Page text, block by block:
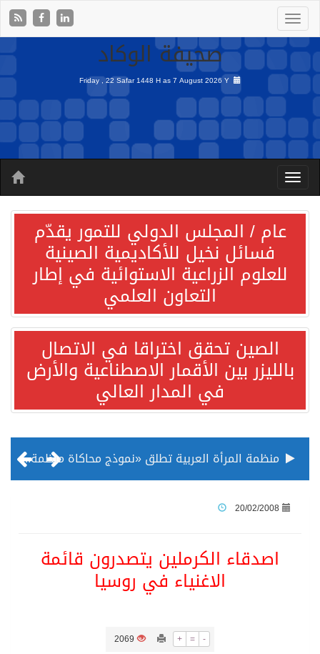
صحيفة الوكاد
Friday , 22 Safar 1448 H as7 August 2026 Y
عام / المجلس الدولي للتمور يقدّم
فسائل نخيل للأكاديمية الصينية
للعلوم الزراعية الاستوائية في إطار
التعاون العلمي
الصين تحقق اختراقا في الاتصال
بالليزر بين الأقمار الاصطناعية والأرض
في المدار العالي
منظمة المرأة العربية تطلق «نموذج محاكاة منظمة المرأة العربية للشباب» بمشاركة 10 دول عربية..غدًا
20/02/2008
اصدقاء الكرملين يتصدرون قائمة
الاغنياء في روسيا
+ = -
2069